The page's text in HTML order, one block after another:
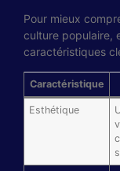
Pour mieux
culture populaire,
caractéristiques
Caractéristique
Esthétique